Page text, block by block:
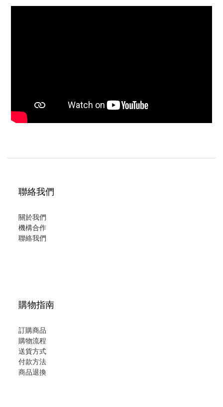
聯絡我們
關於我們
機構合作
聯絡我們
購物指南
訂購商品
購物流程
送貨方式
付款方法
商品退換